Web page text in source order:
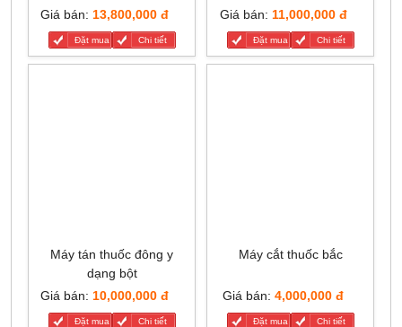
Giá bán: 13,800,000 đ
Đặt mua Chi tiết
Giá bán: 11,000,000 đ
Đặt mua Chi tiết
Máy tán thuốc đông y
dạng bột
Giá bán: 10,000,000 đ
Đặt mua Chi tiết
Máy cắt thuốc bắc
Giá bán: 4,000,000 đ
Đặt mua Chi tiết